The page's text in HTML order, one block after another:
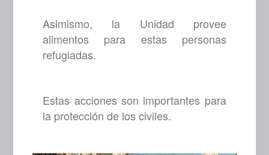
Asimismo, la Unidad provee
alimentos para estas personas
refugiadas.
Estas acciones son importantes para
la protección de los civiles.